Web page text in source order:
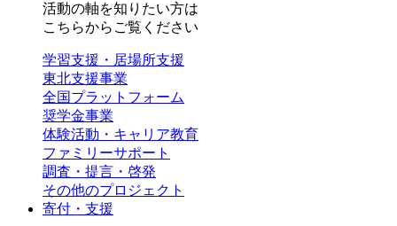
活動の軸を知りたい方は
こちらからご覧ください
学習支援・居場所支援
東北支援事業
全国プラットフォーム
奨学金事業
体験活動・キャリア教育
ファミリーサポート
調査・提言・啓発
その他のプロジェクト
寄付・支援